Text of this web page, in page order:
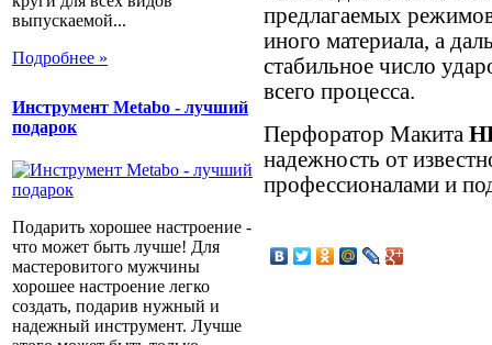
выпускаемой...
Подробнее »
Инструмент Metabo - лучший
подарок
Подарить хорошее настроение -
что может быть лучше! Для
мастеровитого мужчины
хорошее настроение легко
создать, подарив нужный и
надежный инструмент. Лучше
предлагаемых
иного материала, а
стабильное число
всего процесса.
Перфоратор Макита
надежность от
профессионалами и